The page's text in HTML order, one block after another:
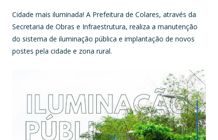
Cidade mais iluminada! A Prefeitura de Colares, através da
Secretaria de Obras e Infraestrutura, realiza a manutenção
do sistema de iluminação pública e implantação de novos
postes pela cidade e zona rural.